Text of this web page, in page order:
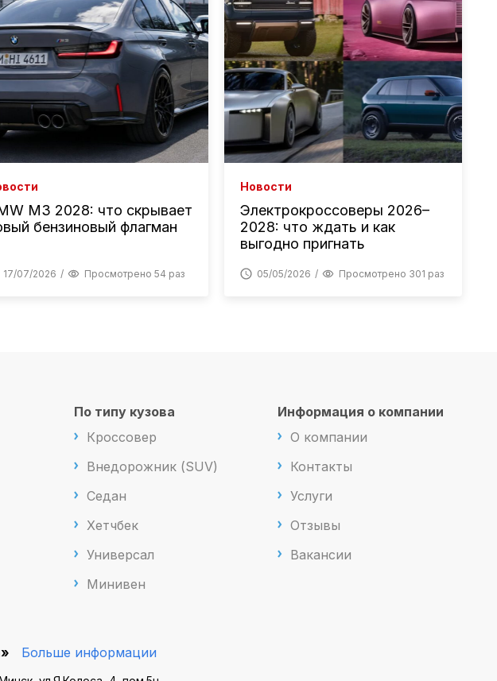
M3 2028: что скрывает
бензиновый флагман
17/07/2026 Просмотрено 54 раз
Новости
Электрокроссоверы 2026–
2028: что ждать и как
выгодно пригнать
05/05/2026 Просмотрено 301 раз
По типу кузова
Кроссовер
Внедорожник (SUV)
Седан
Хетчбек
Универсал
Минивен
Информация о компании
О компании
Контакты
Услуги
Отзывы
Вакансии
Больше информации